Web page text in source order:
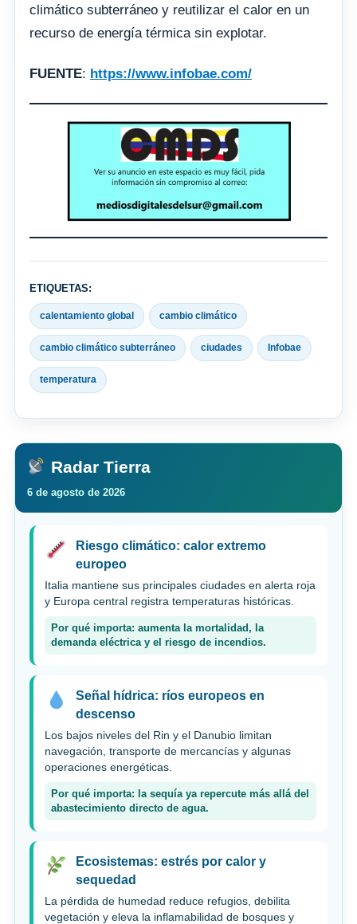
climático subterráneo y reutilizar el calor en un
recurso de energía térmica sin explotar.
FUENTE: https://www.infobae.com/
ETIQUETAS:
calentamiento global cambio climático
cambio climático subterráneo ciudades Infobae
temperatura
Radar Tierra
6 de agosto de 2026
Riesgo climático: calor extremo
europeo
Italia mantiene sus principales ciudades en alerta roja
y Europa central registra temperaturas históricas.
Por qué importa: aumenta la mortalidad, la
demanda eléctrica y el riesgo de incendios.
Señal hídrica: ríos europeos en
descenso
Los bajos niveles del Rin y el Danubio limitan
navegación, transporte de mercancías y algunas
operaciones energéticas.
Por qué importa: la sequía ya repercute más allá del
abastecimiento directo de agua.
Ecosistemas: estrés por calor y
sequedad
La pérdida de humedad reduce refugios, debilita
vegetación y eleva la inflamabilidad de bosques y